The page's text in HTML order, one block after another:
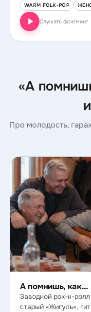
WARM FOLK-POP
Слушать фрагмент
«А
Про молодость,
А помнишь, как…
Заводной рок-н-
старый «Жигуль»,